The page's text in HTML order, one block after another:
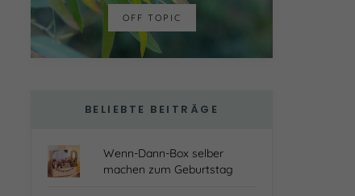
OFF TOPIC
BELIEBTE BEITRÄGE
Wenn-Dann-Box selber
machen zum Geburtstag